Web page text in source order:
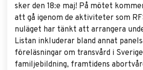
sker den 18:e maj! På mötet
att gå igenom de aktiviteter som
nuläget har tänkt att arrangera
Listan inkluderar bland annat
föreläsningar om transvård i
familjebildning, framtidens